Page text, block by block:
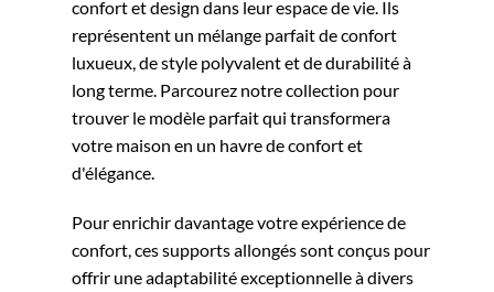
confort et design dans leur espace de vie. Ils
représentent un mélange parfait de confort
luxueux, de style polyvalent et de durabilité à
long terme. Parcourez notre collection pour
trouver le modèle parfait qui transformera
votre maison en un havre de confort et
d'élégance.
Pour enrichir davantage votre expérience de
confort, ces supports allongés sont conçus pour
offrir une adaptabilité exceptionnelle à divers